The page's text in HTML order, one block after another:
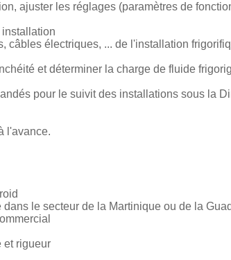
ajuster les réglages (paramètres de
installation
câbles électriques, ... de l'installation
et déterminer la charge de fluide
pour le suivit des installations sous la
l'avance.
le secteur de la Martinique ou de la
et rigueur